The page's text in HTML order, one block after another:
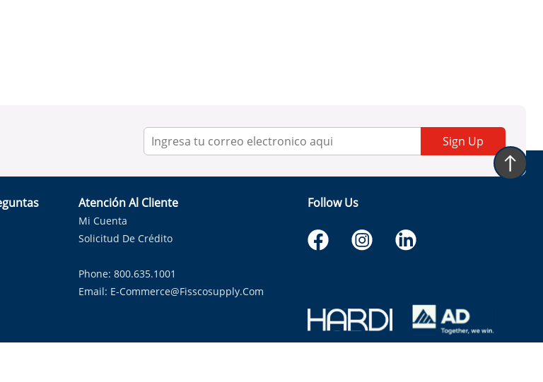
Sign Up
Atención Al Cliente
Mi Cuenta
Solicitud De Crédito
Phone: 800.635.1001
Email: E-Commerce@fisscosupply.com
Follow Us